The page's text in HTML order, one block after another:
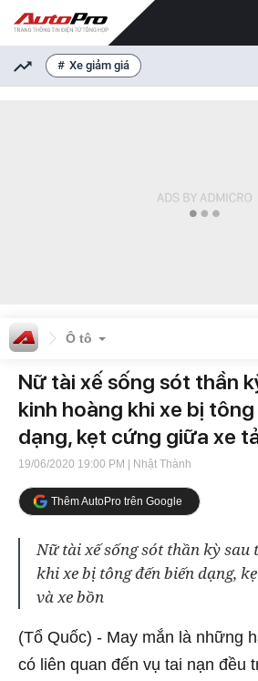
Xe giảm giá
Ô tô
Nữ tài xế sống sót thần
kinh hoàng khi xe bị
dạng, kẹt cứng giữa xe
19/06/2020 19:00 PM | Nhật Thành
Thêm AutoPro trên Google
Nữ tài xế sống sót thần kỳ
khi xe bị tông đến biến dạng,
và xe bồn
(Tổ Quốc) - May mắn là những
có liên quan đến vụ tai nạn đều